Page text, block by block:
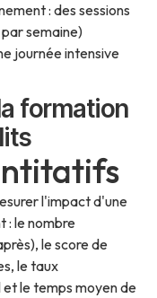
: des sessions
semaine)
journée intensive
formation
l'impact d'une
: le nombre
le score de
le taux
le temps moyen de